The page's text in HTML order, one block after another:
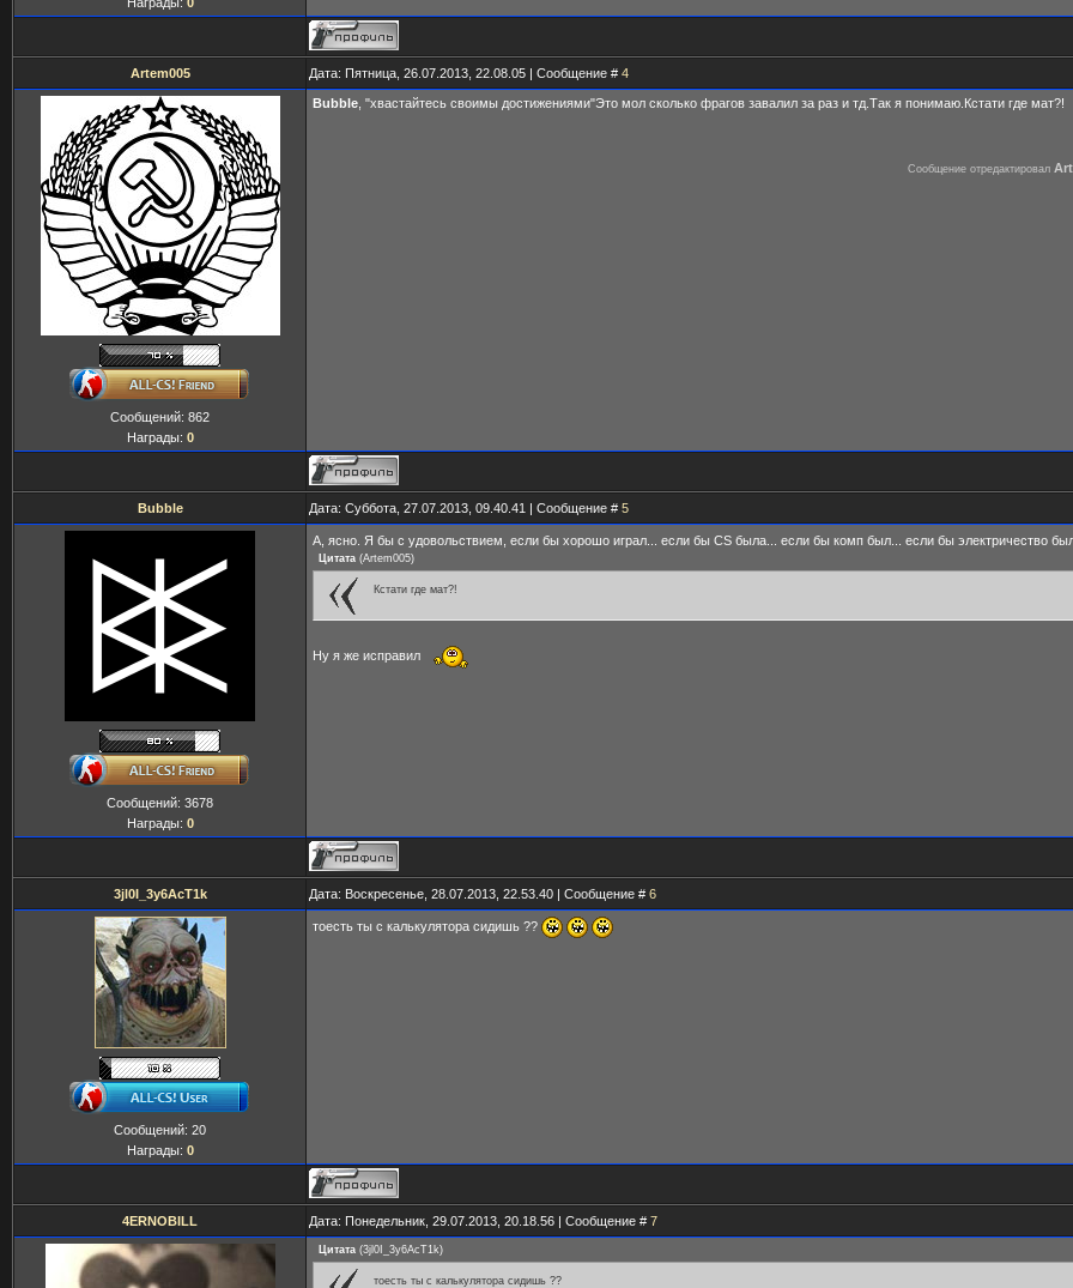
Artem005 Дата: Пятница, 26.07.2013, 22.08.05 | Сообщение # 4
Сообщений: 862
Награды: 0
Bubble , "хвастайтесь своимы достижениями"Это мол сколько фрагов завалил за раз и тд.Так я понимаю.Кстати где мат?!
Сообщение отредактировал
Bubble Дата: Суббота, 27.07.2013, 09.40.41 | Сообщение # 5
Сообщений: 3678
Награды: 0
А, ясно. Я бы с удовольствием, если бы хорошо играл... если бы CS была... если бы комп был... если бы электричество
Цитата (Artem005)
Кстати где мат?!
Ну я же исправил
3jl0I_3y6AcT1k Дата: Воскресенье, 28.07.2013, 22.53.40 | Сообщение # 6
Сообщений: 20
Награды: 0
тоесть ты с калькулятора сидишь ??
4ERNOBILL Дата: Понедельник, 29.07.2013, 20.18.56 | Сообщение # 7
Цитата (3jl0I_3y6AcT1k)
тоесть ты с калькулятора сидишь ??